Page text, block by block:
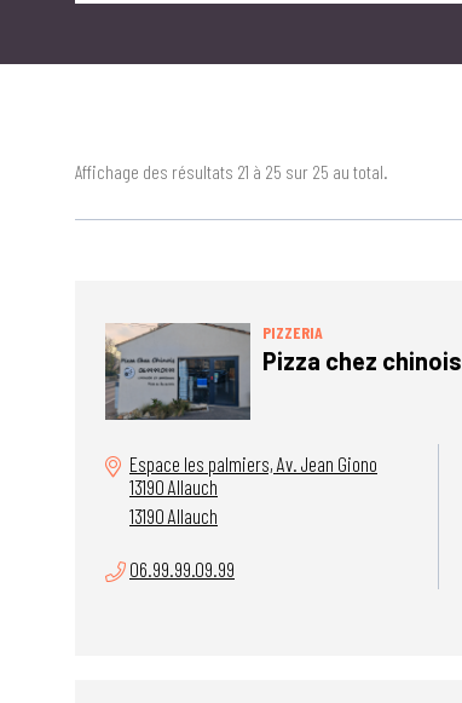
Affichage des résultats 21 à 25 sur 25 au total.
PIZZERIA
Pizza chez chinois
Espace les palmiers, Av. Jean Giono
13190 Allauch
13190 Allauch
06.99.99.09.99